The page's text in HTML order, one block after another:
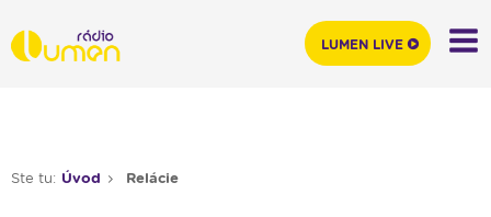
Ste tu: Úvod Relácie
LUMEN LIVE